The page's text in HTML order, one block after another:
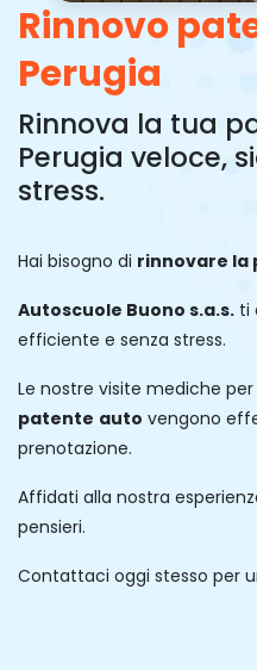
Rinnovo
Perugia
Rinnova la tua
Perugia veloce,
stress.
Hai bisogno di rinnovare la
Autoscuole Buono s.a.s. ti
efficiente e senza stress.
Le nostre visite mediche per
patente auto vengono
prenotazione.
Affidati alla nostra
pensieri.
Contattaci oggi stesso per